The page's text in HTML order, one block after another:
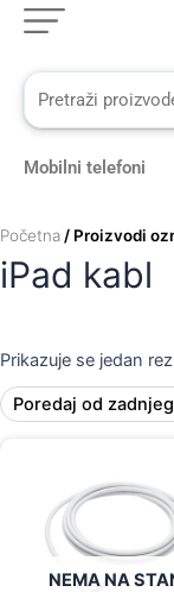
Skip
content
Mobilni telefoni
Početna / Proizvodi
iPad kabl
Prikazuje se jedan
NEMA NA
149,00 KM.
129,00 KM.